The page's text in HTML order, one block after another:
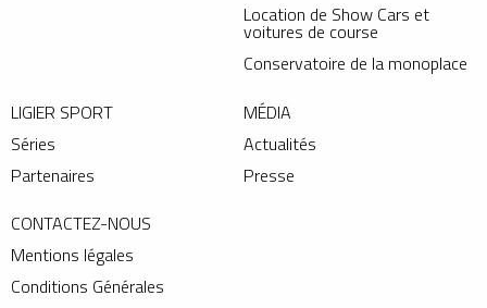
Location de Show Cars et
voitures de course
Conservatoire de la monoplace
LIGIER SPORT
Séries
Partenaires
MÉDIA
Actualités
Presse
CONTACTEZ-NOUS
Mentions légales
Conditions Générales